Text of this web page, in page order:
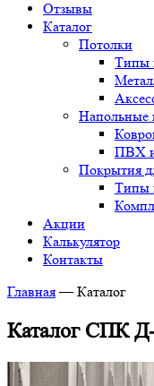
Отзывы
Каталог
Потолки
Типы
Напольные
ПВХ
Покрытия
Типы
Акции
Калькулятор
Контакты
Главная — Каталог
Каталог СПК Д-